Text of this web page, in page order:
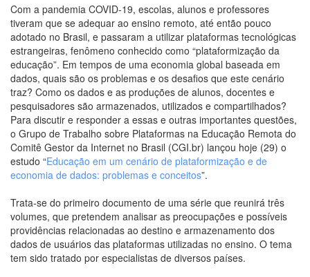
Com a pandemia COVID-19, escolas, alunos e professores
tiveram que se adequar ao ensino remoto, até então pouco
adotado no Brasil, e passaram a utilizar plataformas tecnológicas
estrangeiras, fenômeno conhecido como “plataformização da
educação”. Em tempos de uma economia global baseada em
dados, quais são os problemas e os desafios que este cenário
traz? Como os dados e as produções de alunos, docentes e
pesquisadores são armazenados, utilizados e compartilhados?
Para discutir e responder a essas e outras importantes questões,
o Grupo de Trabalho sobre Plataformas na Educação Remota do
Comitê Gestor da Internet no Brasil (CGI.br) lançou hoje (29) o
estudo “Educação em um cenário de plataformização e de
economia de dados: problemas e conceitos”.
Trata-se do primeiro documento de uma série que reunirá três
volumes, que pretendem analisar as preocupações e possíveis
providências relacionadas ao destino e armazenamento dos
dados de usuários das plataformas utilizadas no ensino. O tema
tem sido tratado por especialistas de diversos países.